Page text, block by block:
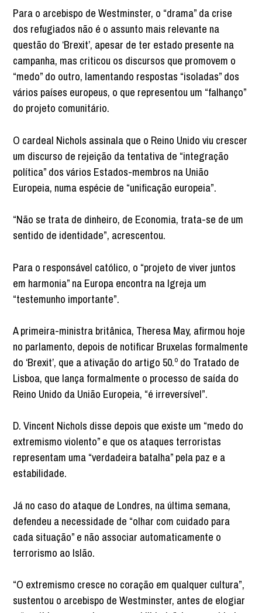
Para o arcebispo de Westminster, o “drama” da crise
dos refugiados não é o assunto mais relevante na
questão do ‘Brexit’, apesar de ter estado presente na
campanha, mas criticou os discursos que promovem o
“medo” do outro, lamentando respostas “isoladas” dos
vários países europeus, o que representou um “falhanço”
do projeto comunitário.
O cardeal Nichols assinala que o Reino Unido viu crescer
um discurso de rejeição da tentativa de “integração
política” dos vários Estados-membros na União
Europeia, numa espécie de “unificação europeia”.
“Não se trata de dinheiro, de Economia, trata-se de um
sentido de identidade”, acrescentou.
Para o responsável católico, o “projeto de viver juntos
em harmonia” na Europa encontra na Igreja um
“testemunho importante”.
A primeira-ministra britânica, Theresa May, afirmou hoje
no parlamento, depois de notificar Bruxelas formalmente
do ‘Brexit’, que a ativação do artigo 50.º do Tratado de
Lisboa, que lança formalmente o processo de saída do
Reino Unido da União Europeia, “é irreversível”.
D. Vincent Nichols disse depois que existe um “medo do
extremismo violento” e que os ataques terroristas
representam uma “verdadeira batalha” pela paz e a
estabilidade.
Já no caso do ataque de Londres, na última semana,
defendeu a necessidade de “olhar com cuidado para
cada situação” e não associar automaticamente o
terrorismo ao Islão.
“O extremismo cresce no coração em qualquer cultura”,
sustentou o arcebispo de Westminster, antes de elogiar